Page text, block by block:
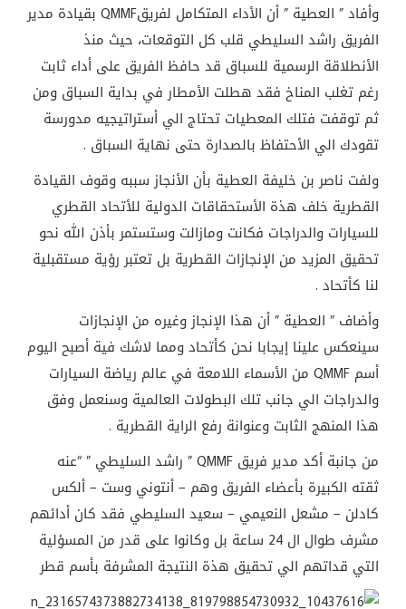
وأفاد ” العطية ” أن الأداء المتكامل لفريقQMMF بقيادة مدير
الفريق راشد السليطي قلب كل التوقعات، حيث منذ
الأنطلاقة الرسمية للسباق قد حافظ الفريق على أداء ثابت
رغم تغلب المناخ فقد هطلت الأمطار في بداية السباق ومن
ثم توقفت فتلك المعطيات تحتاج الي أستراتيجيه مدورسة
تقودك الي الأحتفاظ بالصدارة حتى نهاية السباق .
ولفت ناصر بن خليفة العطية بأن الأنجاز سببه وقوف القيادة
القطرية خلف هذة الأستحقاقات الدولية للأتحاد القطري
للسيارات والدراجات فكانت ومازالت وستستمر بأذن الله نحو
تحقيق المزيد من الإنجازات القطرية بل تعتبر رؤية مستقبلية
لنا كأتحاد .
وأضاف ” العطية ” أن هذا الإنجاز وغيره من الإنجازات
سينعكس علينا إيجابا نحن كأتحاد ومما لاشك فية أصبح اليوم
أسم QMMF من الأسماء اللامعة في عالم رياضة السيارات
والدراجات الي جانب تلك البطولات العالمية وسنعمل وفق
هذا المنهج الثابت وعنوانة رفع الراية القطرية .
من جانبة أكد مدير فريق QMMF ” راشد السليطي ” “عنه
ثقته الكبيرة بأعضاء الفريق وهم – أنتوني وست – ألكس
كادلن – مشعل النعيمي – سعيد السليطي فقد كان أدائهم
مشرف طوال ال 24 ساعة بل وكانوا على قدر من المسؤلية
التي قداتهم الي تحقيق هذة النتيجة المشرفة بأسم قطر